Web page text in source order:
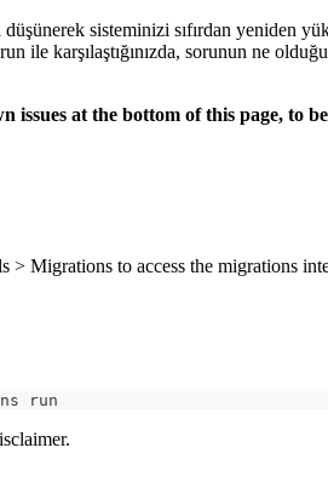
sisteminizi sıfırdan yeniden
ile karşılaştığınızda, sorunun ne
issues at the bottom of this page, to
Migrations to access the migrations
run